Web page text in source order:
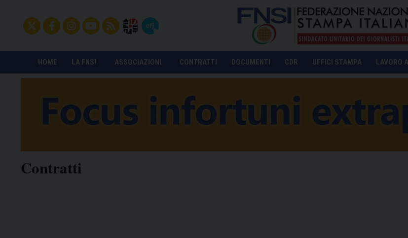
HOME LA FNSI ASSOCIAZIONI CONTRATTI DOCUMENTI CDR UFFICI STAMPA LAVORO
Contratti